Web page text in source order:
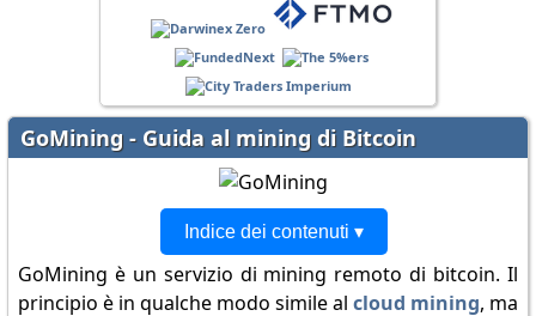
GoMining - Guida al mining di Bitcoin
Indice dei contenuti ▾
GoMining è un servizio di mining remoto di bitcoin. Il
principio è in qualche modo simile alcloud mining, ma